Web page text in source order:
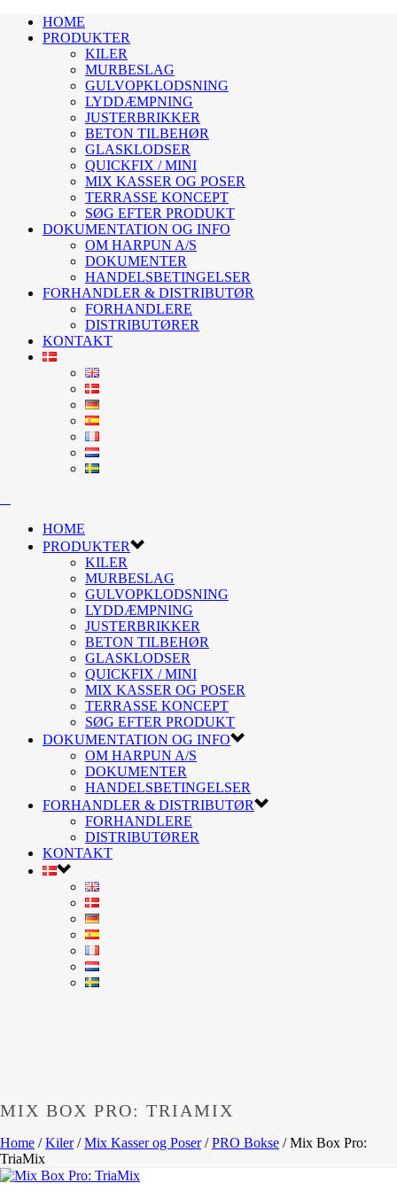
HOME
PRODUKTER
KILER
MURBESLAG
GULVOPKLODSNING
LYDDÆMPNING
JUSTERBRIKKER
BETON TILBEHØR
GLASKLODSER
QUICKFIX / MINI
MIX KASSER OG POSER
TERRASSE KONCEPT
SØG EFTER PRODUKT
DOKUMENTATION OG INFO
OM HARPUN A/S
DOKUMENTER
HANDELSBETINGELSER
FORHANDLER & DISTRIBUTØR
FORHANDLERE
DISTRIBUTØRER
KONTAKT
HOME
PRODUKTER
KILER
MURBESLAG
GULVOPKLODSNING
LYDDÆMPNING
JUSTERBRIKKER
BETON TILBEHØR
GLASKLODSER
QUICKFIX / MINI
MIX KASSER OG POSER
TERRASSE KONCEPT
SØG EFTER PRODUKT
DOKUMENTATION OG INFO
OM HARPUN A/S
DOKUMENTER
HANDELSBETINGELSER
FORHANDLER & DISTRIBUTØR
FORHANDLERE
DISTRIBUTØRER
KONTAKT
MIX BOX PRO: TRIAMIX
Home /Kiler/Mix Kasser og Poser/PRO Bokse /Mix Box Pro:
TriaMix